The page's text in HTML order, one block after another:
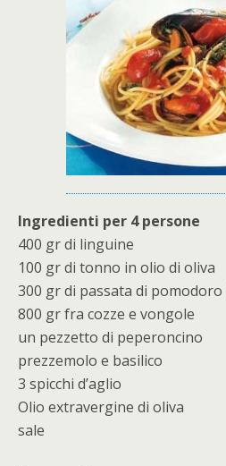
Ingredienti per 4 persone
400 gr di linguine
100 gr di tonno in olio di oliva
300 gr di passata di
800 gr fra cozze e vongole
un pezzetto di peperoncino
prezzemolo e basilico
3 spicchi d’aglio
Olio extravergine di oliva
sale